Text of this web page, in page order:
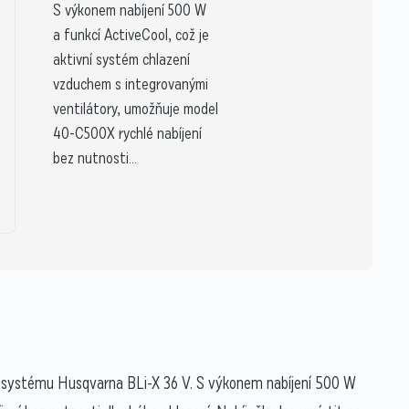
S výkonem nabíjení 500 W
a funkcí ActiveCool, což je
aktivní systém chlazení
vzduchem s integrovanými
ventilátory, umožňuje model
40-C500X rychlé nabíjení
bez nutnosti...
Husqvarna BLi-X 36 V. S výkonem nabíjení 500 W